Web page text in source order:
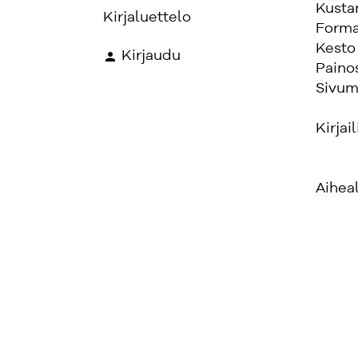
Kirjaluettelo
Kirjaudu
Kesto